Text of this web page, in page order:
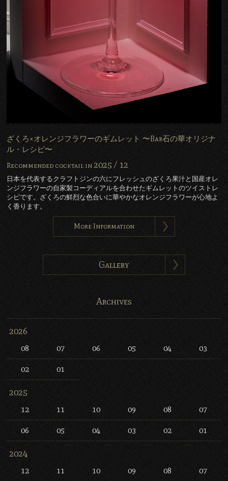
ざくろ×オレンジフラワーのギムレット 〜Bar石の華オリジナ
ル・レシピ〜
Recommended cocktail in2025 / 12
日本を代表するクラフトジンの六にフレッシュのざくろ果汁と国産オレ
ンジフラワーの自家製コーディアルを合わせたギムレットのツイストレ
シピです。ざくろの鮮烈な色合いに華やかなオレンジフラワーが心地よ
く香ります。
More Information
Gallery
Archives
2026
08 07 06 05 04 03
02 01
2025
12 11 10 09 08 07
06 05 04 03 02 01
2024
12 11 10 09 08 07